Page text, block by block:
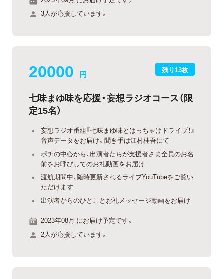
3人が応援しています。
残り13枚
20000 円
七味まゆ味を応援・妄想ラジオコース（限
定15名）
妄想ラジオ番組『七味まゆ味とはっちゃけドライブ！』
音声データをお届け。聞き手は江村桂吾にて
ポチの中心から、出演者たちが支援者さま全員のお名
前をお呼びしてのお礼動画をお届け
渡航期間中、随時更新されるライブYouTubeをご覧い
ただけます
出演者からのひとことお礼メッセージ動画をお届け
2023年08月 にお届け予定です。
2人が応援しています。